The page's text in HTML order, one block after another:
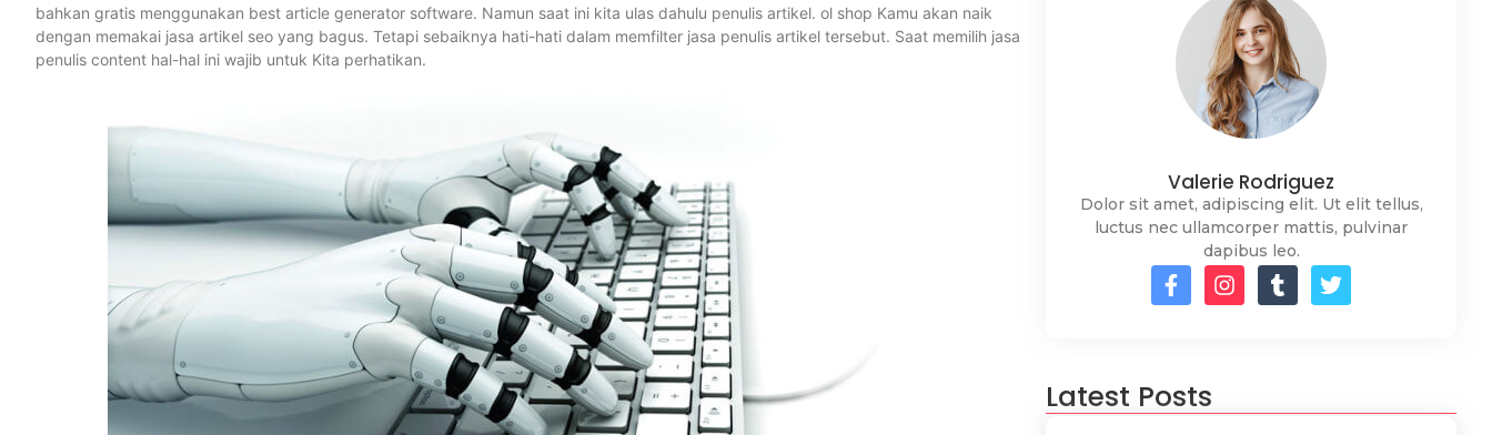
bahkan gratis menggunakan best article generator software. Namun saat ini kita ulas dahulu penulis artikel. ol shop Kamu akan naik
dengan memakai jasa artikel seo yang bagus. Tetapi sebaiknya hati-hati dalam memfilter jasa penulis artikel tersebut. Saat memilih jasa
penulis content hal-hal ini wajib untuk Kita perhatikan.
Valerie Rodriguez
Dolor sit amet, adipiscing elit. Ut elit tellus,
luctus nec ullamcorper mattis, pulvinar
dapibus leo.
Latest Posts